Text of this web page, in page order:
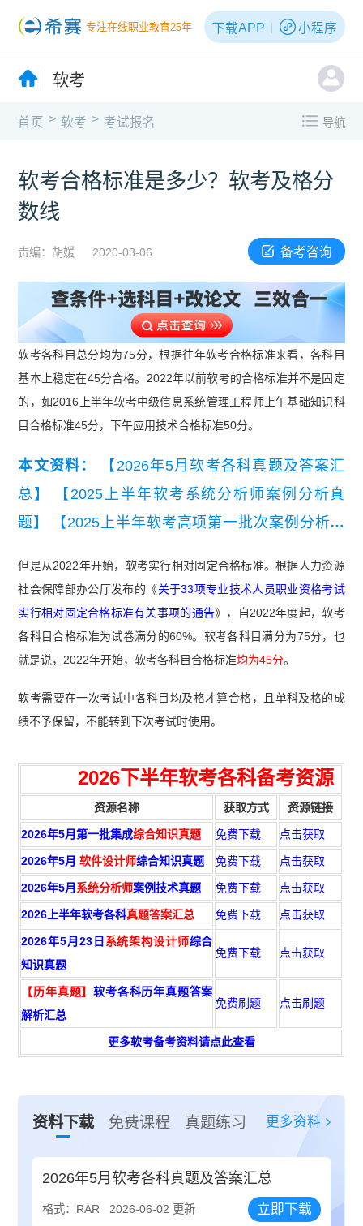
专注在线职业教育25年 下载APP 小程序
软考
首页 > 软考 > 考试报名 导航
软考合格标准是多少？软考及格分
数线
责编：胡媛 2020-03-06 备考咨询
软考各科目总分均为75分，根据往年软考合格标准来看，各科目
基本上稳定在45分合格。2022年以前软考的合格标准并不是固定
的，如2016上半年软考中级信息系统管理工程师上午基础知识科
目合格标准45分，下午应用技术合格标准50分。
本文资料：
【2026年5月软考各科真题及答案汇
总】
【2025上半年软考系统分析师案例分析真
题】
【2025上半年软考高项第一批次案例分析真
但是从2022年开始，软考实行相对固定合格标准。根据人力资源
社会保障部办公厅发布的《关于33项专业技术人员职业资格考试
实行相对固定合格标准有关事项的通告》，自2022年度起，软考
各科目合格标准为试卷满分的60%。软考各科目满分为75分，也
就是说，2022年开始，软考各科目合格标准均为45分。
软考需要在一次考试中各科目均及格才算合格，且单科及格的成
绩不予保留，不能转到下次考试时使用。
2026下半年软考各科备考资源
资源名称 获取方式 资源链接
2026年5月第一批集成综合知识真题 免费下载 点击获取
2026年5月软件设计师综合知识真题 免费下载 点击获取
2026年5月 系统分析师案例技术真题 免费下载 点击获取
2026上半年软考各科真题答案汇总 免费下载 点击获取
2026年5月23日 系统架构设计师综合
知识真题
免费下载 点击获取
【历年真题】软考各科历年真题答案
解析汇总
免费刷题 点击刷题
更多软考备考资料请点此查看
资料下载 免费课程 真题练习 更多资料
2026年5月软考各科真题及答案汇总
格式：RAR 2026-06-02 更新 立即下载